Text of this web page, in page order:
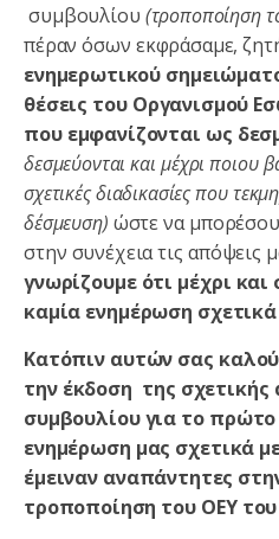
συμβουλίου (τροποποίηση
πέραν όσων εκφράσαμε,
ενημερωτικού
θέσεις του Οργανισμού
που εμφανίζονται ως
δεσμεύονται και μέχρι ποιου
σχετικές διαδικασίες που
δέσμευση) ώστε να
στην συνέχεια τις απόψεις
γνωρίζουμε ότι μέχρι
καμία ενημέρωση
Κατόπιν αυτών σας
την έκδοση της
συμβουλίου για το πρώτο
ενημέρωση μας σχετικά
έμειναν αναπάντητες
τροποποίηση του ΟΕΥ του